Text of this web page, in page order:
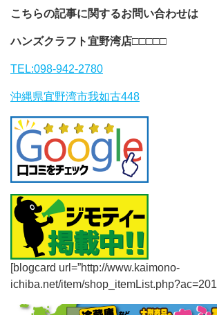
こちらの記事に関するお問い合わせは
ハンズクラフト宜野湾店□□□□□
TEL:098-942-2780
沖縄県宜野湾市我如古448
[blogcard url=”http://www.kaimono-
ichiba.net/item/